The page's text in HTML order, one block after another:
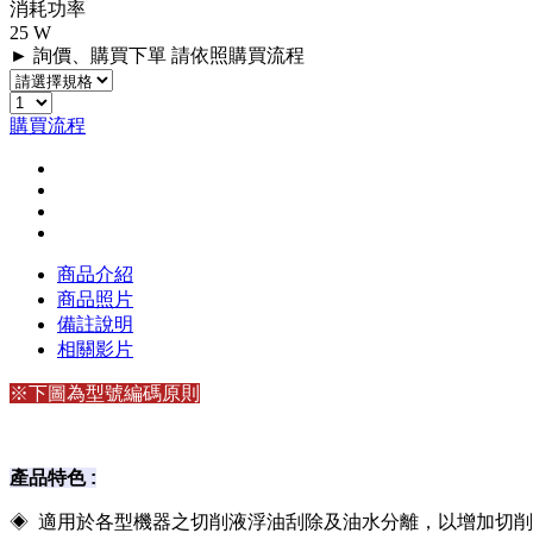
消耗功率
25 W
► 詢價、購買下單 請依照購買流程
購買流程
商品介紹
商品照片
備註說明
相關影片
※下圖為型號編碼原則
產品特色 :
◈ 適用於各型機器之切削液浮油刮除及油水分離，以增加切